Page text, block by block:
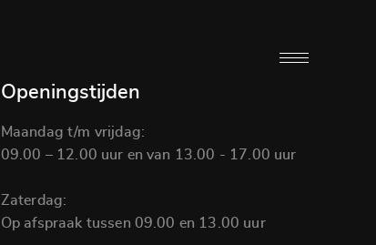
Openingstijden
Maandag t/m vrijdag:
09.00 – 12.00 uur en van 13.00 - 17.00 uur
Zaterdag:
Op afspraak tussen 09.00 en 13.00 uur